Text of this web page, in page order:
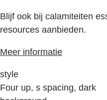
Blijf ook bij calamiteiten
resources aanbieden.
Meer informatie
style
Four up, s spacing, dark